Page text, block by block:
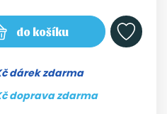
do košíku
dárek zdarma
doprava zdarma